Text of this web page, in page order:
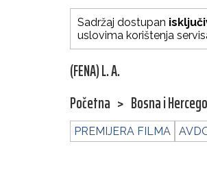
Sadržaj dostupan
uslovima korištenja
(FENA) L. A.
Početna > Bosna i
PREMIJERA FILMA